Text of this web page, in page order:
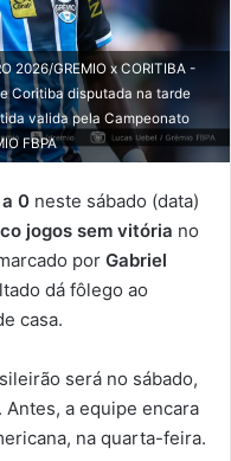
2026/GREMIO x CORITIBA -
Coritiba disputada na tarde
valida pela Campeonato
FBPA
a 0 neste sábado (data)
jogos sem vitória no
por Gabriel
dá fôlego ao
casa.
será no sábado,
a equipe encara
na quarta-feira.